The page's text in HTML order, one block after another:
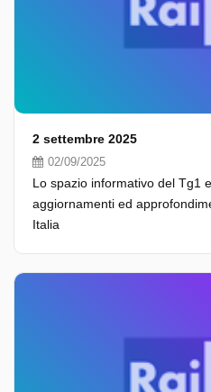
2 settembre 2025
02/09/2025
Lo spazio informativo del Tg1
aggiornamenti ed
Italia